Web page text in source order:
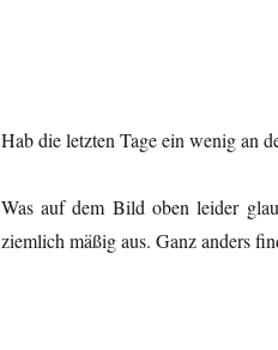
Hab die letzten Tage ein wenig an
Was auf dem Bild oben leider
ziemlich mäßig aus. Ganz anders